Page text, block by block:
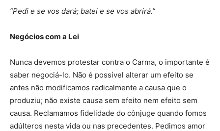
“Pedi e se vos dará; batei e se vos abrirá.”
Negócios com a Lei
Nunca devemos protestar contra o Carma, o importante é
saber negociá-lo. Não é possível alterar um efeito se
antes não modificamos radicalmente a causa que o
produziu; não existe causa sem efeito nem efeito sem
causa. Reclamamos fidelidade do cônjuge quando fomos
adúlteros nesta vida ou nas precedentes. Pedimos amor